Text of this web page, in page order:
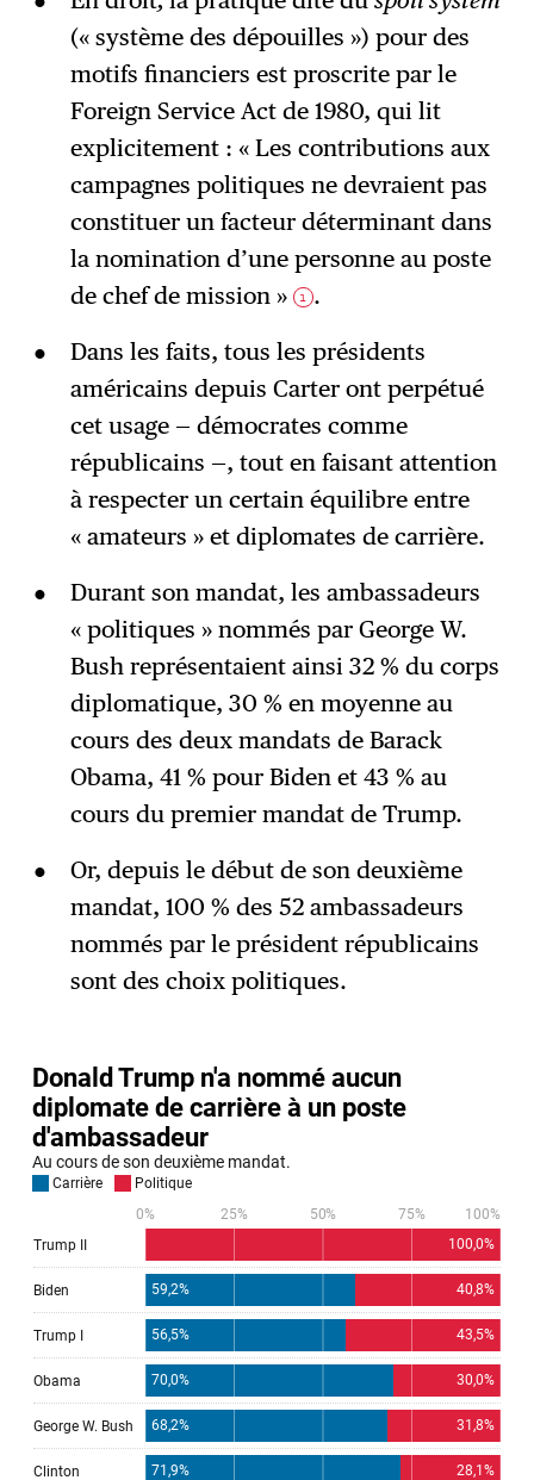
(« système des dépouilles ») pour des
motifs financiers est proscrite par le
Foreign Service Act de 1980, qui lit
explicitement : « Les contributions aux
campagnes politiques ne devraient pas
constituer un facteur déterminant dans
la nomination d’une personne au poste
de chef de mission »
1 .
Dans les faits, tous les présidents
américains depuis Carter ont perpétué
cet usage — démocrates comme
républicains —, tout en faisant attention
à respecter un certain équilibre entre
« amateurs » et diplomates de carrière.
Durant son mandat, les ambassadeurs
« politiques » nommés par George W.
Bush représentaient ainsi 32 % du corps
diplomatique, 30 % en moyenne au
cours des deux mandats de Barack
Obama, 41 % pour Biden et 43 % au
cours du premier mandat de Trump.
Or, depuis le début de son deuxième
mandat, 100 % des 52 ambassadeurs
nommés par le président républicains
sont des choix politiques.